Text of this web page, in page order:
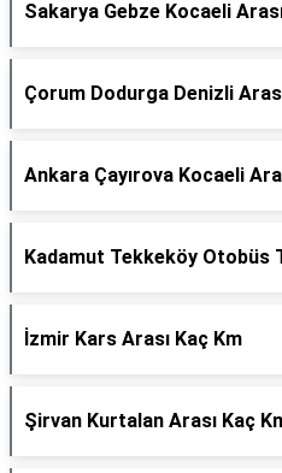
Sakarya Gebze Kocaeli
Çorum Dodurga Denizli
Ankara Çayırova Kocaeli
Kadamut Tekkeköy Otobüs
İzmir Kars Arası Kaç Km
Şirvan Kurtalan Arası Kaç